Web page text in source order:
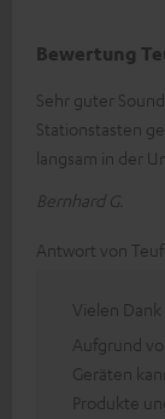
Bewertung
Sehr guter
Stationstasten
langsam in der
Bernhard G.
Antwort von
Vielen Dank
Aufgrund
Geräten
Produkte